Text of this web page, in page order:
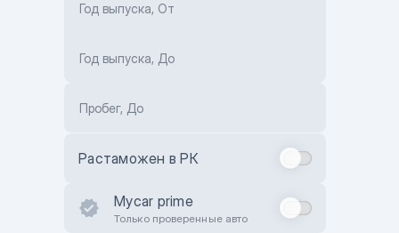
Год выпуска, От
Год выпуска, До
Пробег, До
Растаможен в РК
Mycar prime
Только проверенные авто